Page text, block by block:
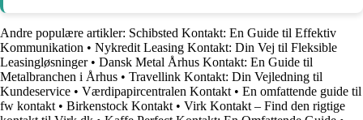
Andre populære artikler: Schibsted Kontakt: En Guide til Effektiv
Kommunikation • Nykredit Leasing Kontakt: Din Vej til Fleksible
Leasingløsninger• Dansk Metal Århus Kontakt: En Guide til
Metalbranchen i Århus • Travellink Kontakt: Din Vejledning til
Kundeservice • Værdipapircentralen Kontakt • En omfattende guide til
fw kontakt • Birkenstock Kontakt • Virk Kontakt – Find den rigtige